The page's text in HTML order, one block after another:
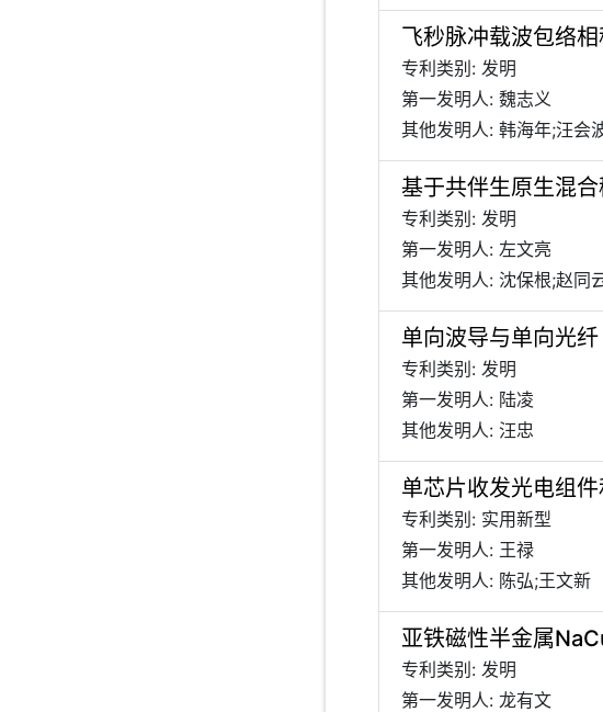
飞秒脉冲载波包络
专利类别: 发明
第一发明人: 魏志义
其他发明人: 韩海年;汪会
基于共伴生原生混
专利类别: 发明
第一发明人: 左文亮
其他发明人: 沈保根;赵同
单向波导与单向光纤
专利类别: 发明
第一发明人: 陆凌
其他发明人: 汪忠
单芯片收发光电组
专利类别: 实用新型
第一发明人: 王禄
其他发明人: 陈弘;王文新
亚铁磁性半金属
专利类别: 发明
第一发明人: 龙有文